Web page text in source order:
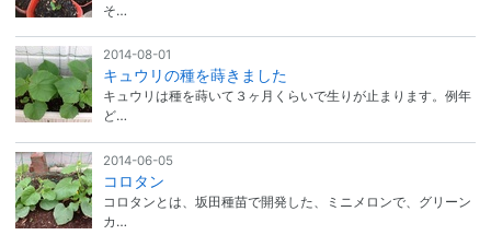
そ…
2014-08-01
キュウリの種を蒔きました
キュウリは種を蒔いて３ヶ月くらいで生りが止まります。例年
ど…
2014-06-05
コロタン
コロタンとは、坂田種苗で開発した、ミニメロンで、グリーン
カ…